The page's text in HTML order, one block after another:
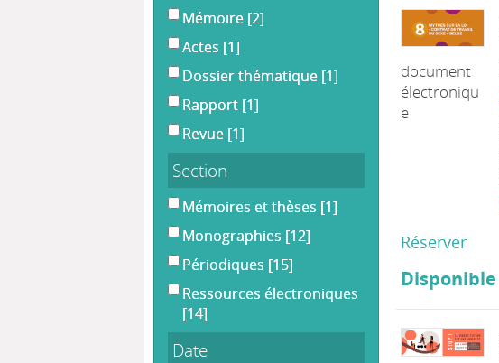
document
électroniqu
e
Réserver
Disponible
Mémoire [2]
Actes [1]
Dossier thématique [1]
Rapport [1]
Revue [1]
Section
Mémoires et thèses [1]
Monographies [12]
Périodiques [15]
Ressources électroniques
[14]
Date